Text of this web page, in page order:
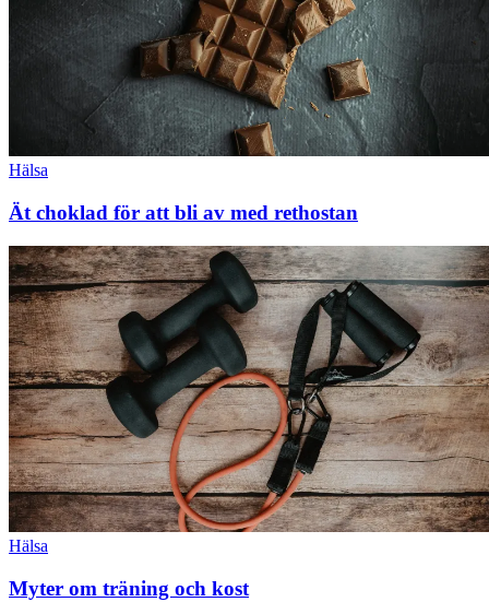
Hälsa
Ät choklad för att bli av med rethostan
Hälsa
Myter om träning och kost